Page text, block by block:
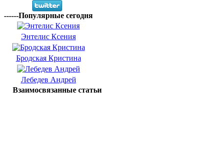
------Популярные сегодня
Энтелис Ксения
Бродская Кристина
Лебедев Андрей
Взаимосвязанные статьи